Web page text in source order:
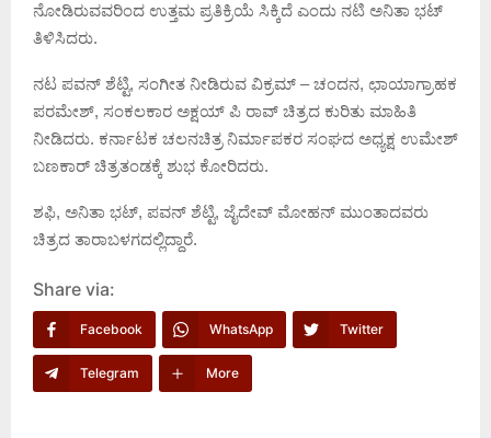
ನೋಡಿರುವವರಿಂದ ಉತ್ತಮ ಪ್ರತಿಕ್ರಿಯೆ ಸಿಕ್ಕಿದೆ ಎಂದು ನಟಿ ಅನಿತಾ ಭಟ್
ತಿಳಿಸಿದರು.
ನಟ ಪವನ್ ಶೆಟ್ಟಿ, ಸಂಗೀತ ನೀಡಿರುವ ವಿಕ್ರಮ್ – ಚಂದನ, ಛಾಯಾಗ್ರಾಹಕ
ಪರಮೇಶ್, ಸಂಕಲಕಾರ ಅಕ್ಷಯ್ ಪಿ ರಾವ್ ಚಿತ್ರದ ಕುರಿತು ಮಾಹಿತಿ
ನೀಡಿದರು. ಕರ್ನಾಟಕ ಚಲನಚಿತ್ರ ನಿರ್ಮಾಪಕರ ಸಂಘದ ಅಧ್ಯಕ್ಷ ಉಮೇಶ್
ಬಣಕಾರ್ ಚಿತ್ರತಂಡಕ್ಕೆ ಶುಭ ಕೋರಿದರು.
ಶಫಿ, ಅನಿತಾ ಭಟ್, ಪವನ್ ಶೆಟ್ಟಿ, ಜೈದೇವ್ ಮೋಹನ್ ಮುಂತಾದವರು
ಚಿತ್ರದ ತಾರಾಬಳಗದಲ್ಲಿದ್ದಾರೆ.
Share via:
Facebook WhatsApp Twitter
Telegram More